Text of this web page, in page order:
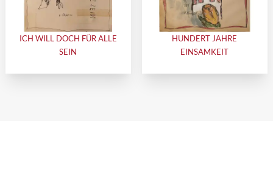
ICH WILL DOCH FÜR ALLE
SEIN
HUNDERT JAHRE
EINSAMKEIT